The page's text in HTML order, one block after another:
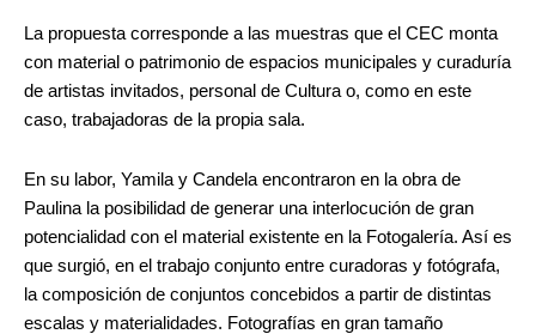
La propuesta corresponde a las muestras que el CEC monta
con material o patrimonio de espacios municipales y curaduría
de artistas invitados, personal de Cultura o, como en este
caso, trabajadoras de la propia sala.
En su labor, Yamila y Candela encontraron en la obra de
Paulina la posibilidad de generar una interlocución de gran
potencialidad con el material existente en la Fotogalería. Así es
que surgió, en el trabajo conjunto entre curadoras y fotógrafa,
la composición de conjuntos concebidos a partir de distintas
escalas y materialidades. Fotografías en gran tamaño